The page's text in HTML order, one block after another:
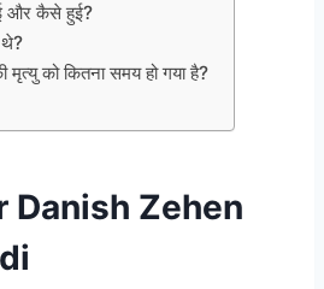
और कैसे हुई?
को कितना समय हो गया है?
Danish Zehen